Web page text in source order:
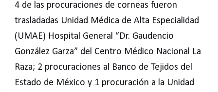
4 de las procuraciones de corneas fueron
trasladadas Unidad Médica de Alta Especialidad
(UMAE) Hospital General “Dr. Gaudencio
González Garza” del Centro Médico Nacional La
Raza; 2 procuraciones al Banco de Tejidos del
Estado de México y 1 procuración a la Unidad